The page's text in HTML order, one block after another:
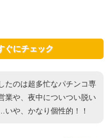
ぐにチェック
たのは超多忙なパチンコ専
業や、夜中についつい脱い
や、かなり個性的！！